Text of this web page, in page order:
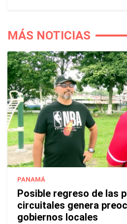
MÁS NOTICIAS
PANAMÁ
Posible regreso de las
circuitales genera
gobiernos locales